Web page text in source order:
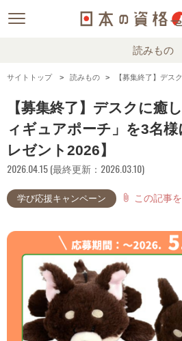
読みもの
サイトトップ 読みもの 【募集終了】デスクに癒しを運ぶ
【募集終了】デスクに癒
ィギュアポーチ」を3名
レゼント2026】
2026.04.15 (最終更新：2026.03.10)
学び応援キャンペーン attach_file この記事